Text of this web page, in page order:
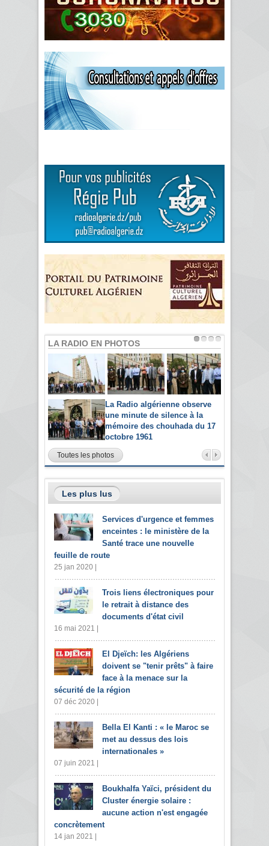
LA RADIO EN PHOTOS
La Radio algérienne observe
une minute de silence à la
mémoire des chouhada du 17
octobre 1961
Toutes les photos
Les plus lus
Services d'urgence et femmes
enceintes : le ministère de la
Santé trace une nouvelle
feuille de route
25 jan 2020 |
Trois liens électroniques pour
le retrait à distance des
documents d'état civil
16 mai 2021 |
El Djeïch: les Algériens
doivent se "tenir prêts" à faire
face à la menace sur la
sécurité de la région
07 déc 2020 |
Bella El Kanti : « le Maroc se
met au dessus des lois
internationales »
07 juin 2021 |
Boukhalfa Yaïci, président du
Cluster énergie solaire :
aucune action n'est engagée
concrètement
14 jan 2021 |